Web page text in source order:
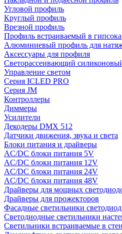
Угловой профиль
Круглый профиль
Врезной профиль
Профиль встраиваемый в
Алюминиевый профиль для
Аксессуары для профиля
Светорассеивающий
Управление светом
Серия ICLED PRO
Серия JM
Контроллеры
Диммеры
Усилители
Декодеры DMX 512
Датчики движения, звука и света
Блоки питания и драйверы
AC/DC блоки питания 5V
AC/DC блоки питания 12V
AC/DC блоки питания 24V
AC/DC блоки питания 48V
Драйверы для мощных
Драйверы для прожекторов
Фасадные светильники
Светодиодные светильники
Светильники встраиваемые в